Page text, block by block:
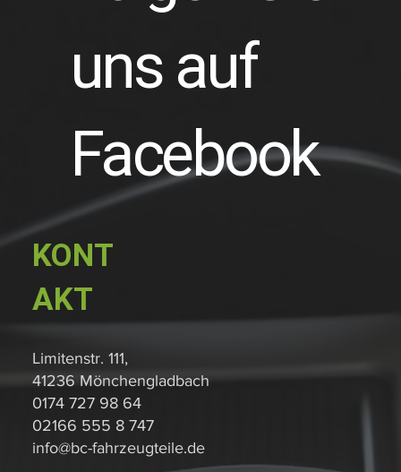
uns auf
Facebook
KONT
AKT
Limitenstr. 111,
41236 Mönchengladbach
0174 727 98 64
02166 555 8 747
info@bc-fahrzeugteile.de